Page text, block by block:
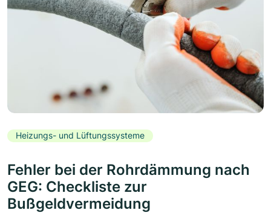
Heizungs- und Lüftungssysteme
Fehler bei der Rohrdämmung nach
GEG: Checkliste zur
Bußgeldvermeidung